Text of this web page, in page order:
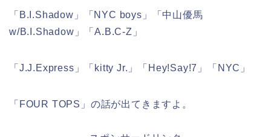
「B.I.Shadow」「NYC boys」「中山優馬
w/B.I.Shadow」「A.B.C-Z」
「J.J.Express」「kitty Jr.」「Hey!Say!7」「NYC」
「FOUR TOPS」の話が出てきますよ。